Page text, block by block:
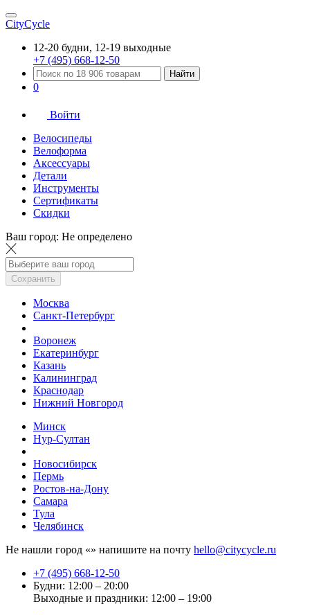
CityCycle
12-20 будни, 12-19 выходные
+7 (495) 668-12-50
Найти
0
Войти
Велосипеды
Велоформа
Аксессуары
Детали
Инструменты
Сертификаты
Скидки
Ваш город: Не определено
Сохранить
Москва
Санкт-Петербург
Воронеж
Екатеринбург
Казань
Калининград
Краснодар
Нижний Новгород
Минск
Нур-Султан
Новосибирск
Пермь
Ростов-на-Дону
Самара
Тула
Челябинск
Не нашли город «» напишите на почту hello@citycycle.ru
+7 (495) 668-12-50
Будни: 12:00 – 20:00
Выходные и праздники: 12:00 – 19:00